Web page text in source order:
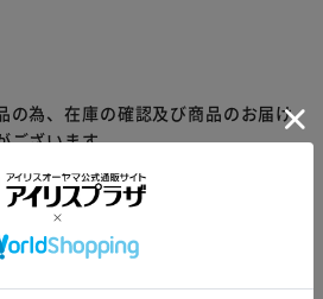
為、在庫の確認及び商品のお届け
ございます。
て完売となっていた場合、キャンセ
お願いいたしております。
ようお願いいたします。
セレクトしたオススメ商品です。